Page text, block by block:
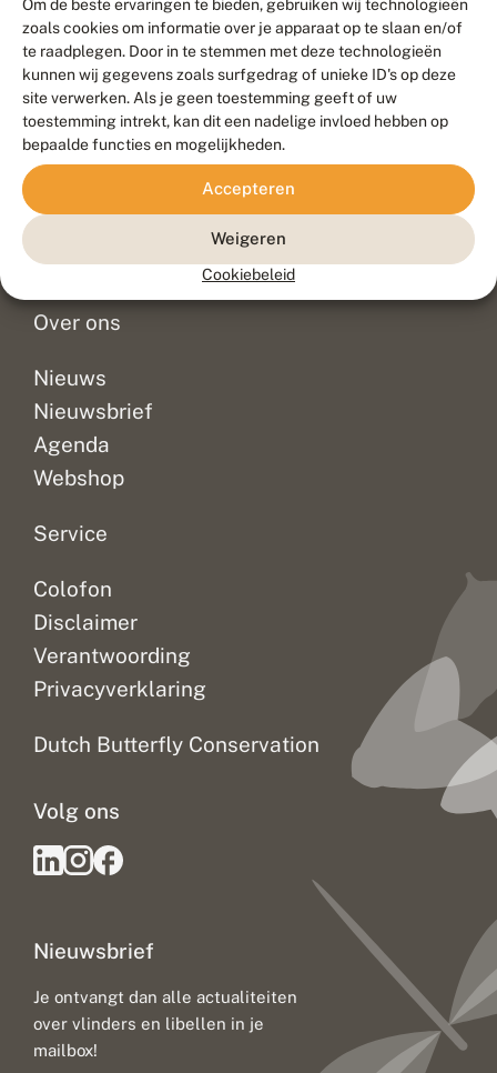
Om de beste ervaringen te bieden, gebruiken wij technologieën
zoals cookies om informatie over je apparaat op te slaan en/of
te raadplegen. Door in te stemmen met deze technologieën
kunnen wij gegevens zoals surfgedrag of unieke ID's op deze
site verwerken. Als je geen toestemming geeft of uw
toestemming intrekt, kan dit een nadelige invloed hebben op
bepaalde functies en mogelijkheden.
Accepteren
Weigeren
Cookiebeleid
Contact
Veelgestelde vragen
Doneer
Over ons
Nieuws
Nieuwsbrief
Agenda
Webshop
Service
Colofon
Disclaimer
Verantwoording
Privacyverklaring
Dutch Butterfly Conservation
Nieuwsbrief
Je ontvangt dan alle actualiteiten
over vlinders en libellen in je
mailbox!
Volg ons
Meld waarnemingen© 2026 Vlinderstichting
Duurzaam ontwikkeld door
Go2People
, ontworpen door
Blue Field Agency
Privacy
Disclaimer
Sitemap